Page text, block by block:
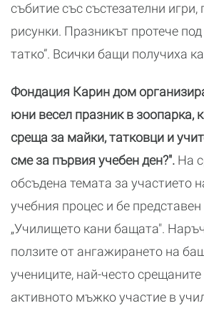
събитие със състезателни игри,
рисунки. Празникът протече
татко”. Всички бащи получиха
Фондация Карин дом
юни весел празник в зоопарка,
среща за майки, татковци и
сме за първия учебен ден?". На
обсъдена темата за участието
учебния процес и бе
„Училището кани бащата".
ползите от ангажирането на
учениците, най-често
активното мъжко участие в